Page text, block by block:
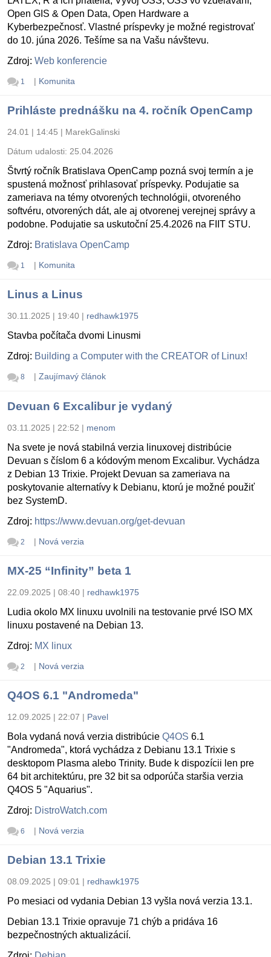
Open GIS & Open Data, Open Hardware a
Kyberbezpečnosť. Vlastné príspevky je možné registrovať
do 10. júna 2026. Tešíme sa na Vašu návštevu.
Zdroj: Web konferencie
1 | Komunita
Prihláste prednášku na 4. ročník OpenCamp
24.01 | 14:45 | MarekGalinski
Dátum udalosti: 25.04.2026
Štvrtý ročník Bratislava OpenCamp pozná svoj termín a je
spustená možnosť prihlasovať príspevky. Podujatie sa
zameriava na témy otvorených technológii, otvoreného
softvéru, otvorených dát, ale aj otvorenej verejnej správy a
podobne. Podujatie sa uskutoční 25.4.2026 na FIIT STU.
Zdroj: Bratislava OpenCamp
1 | Komunita
Linus a Linus
30.11.2025 | 19:40 | redhawk1975
Stavba počítača dvomi Linusmi
Zdroj: Building a Computer with the CREATOR of Linux!
8 | Zaujímavý článok
Devuan 6 Excalibur je vydaný
03.11.2025 | 22:52 | menom
Na svete je nová stabilná verzia linuxovej distribúcie
Devuan s číslom 6 a kódovým menom Excalibur. Vychádza
z Debian 13 Trixie. Projekt Devuan sa zameriava na
poskytovanie alternatívy k Debianu, ktorú je možné použiť
bez SystemD.
Zdroj: https://www.devuan.org/get-devuan
2 | Nová verzia
MX-25 “Infinity” beta 1
22.09.2025 | 08:40 | redhawk1975
Ludia okolo MX linuxu uvolnili na testovanie prvé ISO MX
linuxu postavené na Debian 13.
Zdroj: MX linux
2 | Nová verzia
Q4OS 6.1 "Andromeda"
12.09.2025 | 22:07 | Pavel
Bola vydaná nová verzia distribúcie Q4OS 6.1
"Andromeda", ktorá vychádza z Debianu 13.1 Trixie s
desktopom Plasma alebo Trinity. Bude k dispozícii len pre
64 bit architektúru, pre 32 bit sa odporúča staršia verzia
Q4OS 5 "Aquarius".
Zdroj: DistroWatch.com
6 | Nová verzia
Debian 13.1 Trixie
08.09.2025 | 09:01 | redhawk1975
Po mesiaci od vydania Debian 13 vyšla nová verzia 13.1.
Debian 13.1 Trixie opravuje 71 chýb a pridáva 16
bezpečnostných aktualizácií.